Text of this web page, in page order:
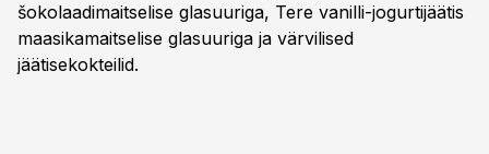
šokolaadimaitselise glasuuriga, Tere vanilli-jogurtijäätis
maasikamaitselise glasuuriga ja värvilised
jäätisekokteilid.